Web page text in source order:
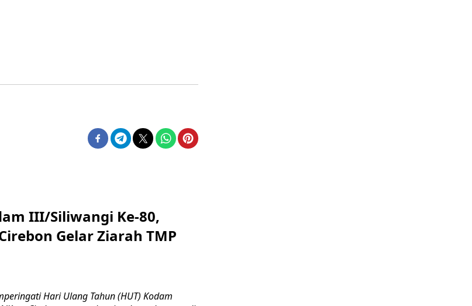
III/Siliwangi Ke-80,
Gelar Ziarah TMP
Hari Ulang Tahun (HUT) Kodam